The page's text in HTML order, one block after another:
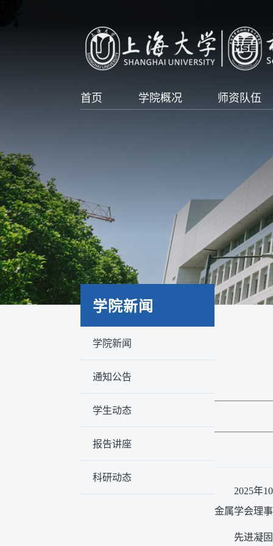
首页 学院概况 师资队伍
学院新闻
学院新闻
通知公告
学生动态
报告讲座
科研动态
2025年
金属学会理
先进凝